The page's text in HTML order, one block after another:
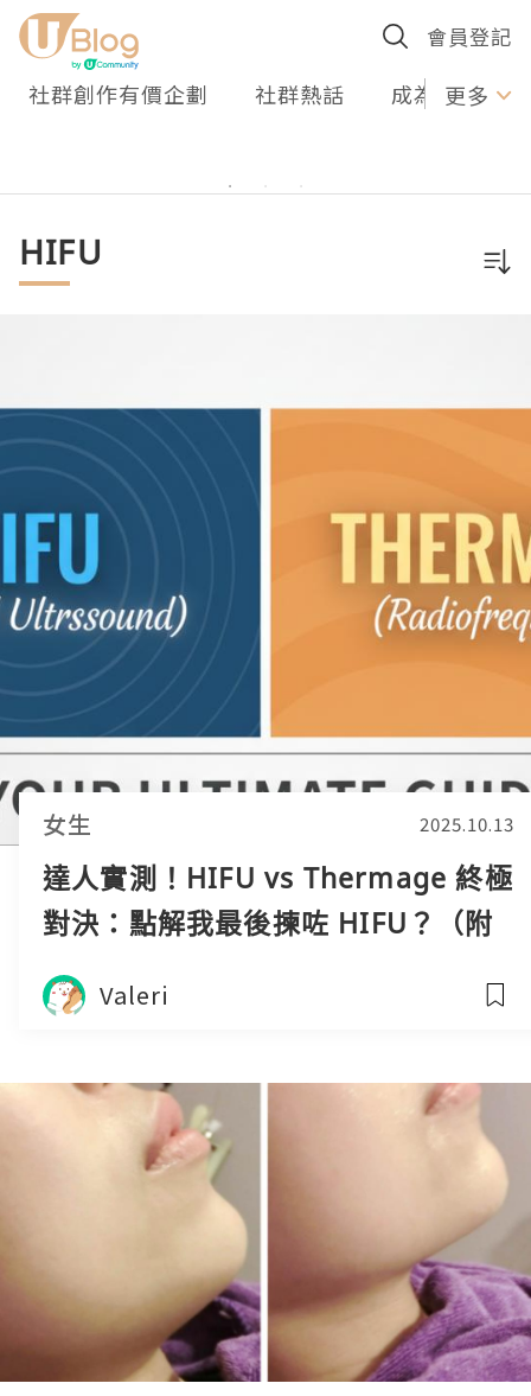
會員登記
社群創作有價企劃 社群熱話 成為U更多
HIFU
女生 2025.10.13
達人實測！HIFU vs Thermage 終極
對決：點解我最後揀咗 HIFU？（附
香港三間人氣醫美中心大比拼）
Valeri